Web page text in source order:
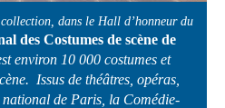
dans le Hall d’honneur du
des Costumes de scène de
environ 10 000 costumes et
Issus de théâtres, opéras,
de Paris, la Comédie-